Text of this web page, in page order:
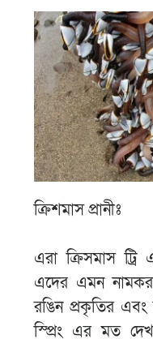
ক্রিশমাস প্রানীঃ
এরা ক্রিসমাস
এদের এমন
রঙিন প্রকৃতির
স্প্রিং এর মত